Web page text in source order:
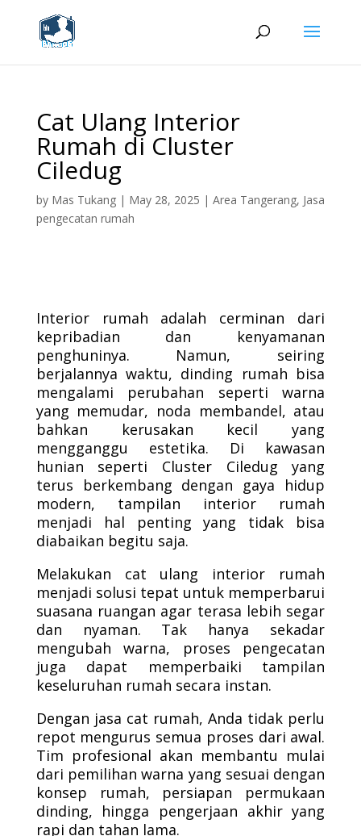
Cat Ulang Interior
Rumah di Cluster
Ciledug
by Mas Tukang| May 28, 2025 | Area Tangerang, Jasa
pengecatan rumah
Interior rumah adalah cerminan dari
kepribadian dan kenyamanan
penghuninya. Namun, seiring
berjalannya waktu, dinding rumah bisa
mengalami perubahan seperti warna
yang memudar, noda membandel, atau
bahkan kerusakan kecil yang
mengganggu estetika. Di kawasan
hunian seperti Cluster Ciledug yang
terus berkembang dengan gaya hidup
modern, tampilan interior rumah
menjadi hal penting yang tidak bisa
diabaikan begitu saja.
Melakukan cat ulang interior rumah
menjadi solusi tepat untuk memperbarui
suasana ruangan agar terasa lebih segar
dan nyaman. Tak hanya sekadar
mengubah warna, proses pengecatan
juga dapat memperbaiki tampilan
keseluruhan rumah secara instan.
Dengan jasa cat rumah, Anda tidak perlu
repot mengurus semua proses dari awal.
Tim profesional akan membantu mulai
dari pemilihan warna yang sesuai dengan
konsep rumah, persiapan permukaan
dinding, hingga pengerjaan akhir yang
rapi dan tahan lama.